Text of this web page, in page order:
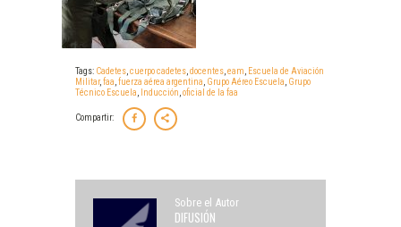
Tags: Cadetes cuerpo cadetes docentes eam Escuela de Aviación
Militar,faa fuerza aérea argentina Grupo Aéreo Escuela Grupo
Técnico Escuela
Inducción oficial de la faa
Compartir:
Sobre el Autor
DIFUSIÓN